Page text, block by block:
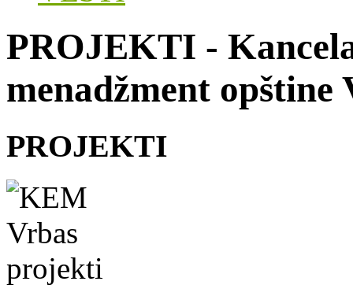
PROJEKTI -
menadžment opštine
PROJEKTI